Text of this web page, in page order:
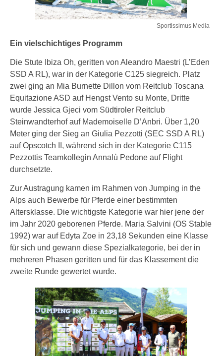
Sportissimus Media
Ein vielschichtiges Programm
Die Stute Ibiza Oh, geritten von Aleandro Maestri (L’Eden
SSD A RL), war in der Kategorie C125 siegreich. Platz
zwei ging an Mia Burnette Dillon vom Reitclub Toscana
Equitazione ASD auf Hengst Vento su Monte, Dritte
wurde Jessica Gjeci vom Südtiroler Reitclub
Steinwandterhof auf Mademoiselle D’Anbri. Über 1,20
Meter ging der Sieg an Giulia Pezzotti (SEC SSD A RL)
auf Opscotch II, während sich in der Kategorie C115
Pezzottis Teamkollegin Annalù Pedone auf Flight
durchsetzte.
Zur Austragung kamen im Rahmen von Jumping in the
Alps auch Bewerbe für Pferde einer bestimmten
Altersklasse. Die wichtigste Kategorie war hier jene der
im Jahr 2020 geborenen Pferde. Maria Salvini (OS Stable
1992) war auf Edyta Zoe in 23,18 Sekunden eine Klasse
für sich und gewann diese Spezialkategorie, bei der in
mehreren Phasen geritten und für das Klassement die
zweite Runde gewertet wurde.